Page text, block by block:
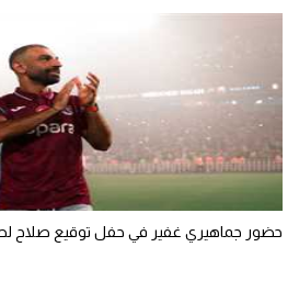
أقسام خاصة
Gamers
ميركاتو
تحقيق في الجول
حضور جماهيري غفير في حفل توقيع صلاح